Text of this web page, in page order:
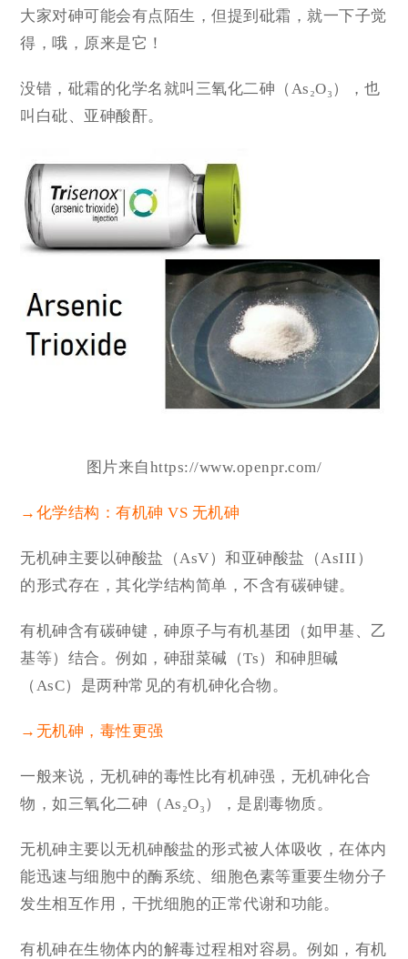
大家对砷可能会有点陌生，但提到砒霜，就一下子觉
得，哦，原来是它！
没错，砒霜的化学名就叫三氧化二砷（As₂O₃），也
叫白砒、亚砷酸酐。
图片来自 https://www.openpr.com/
→化学结构：有机砷 VS 无机砷
无机砷主要以砷酸盐（AsV）和亚砷酸盐（AsIII）
的形式存在，其化学结构简单，不含有碳砷键。
有机砷含有碳砷键，砷原子与有机基团（如甲基、乙
基等）结合。例如，砷甜菜碱（Ts）和砷胆碱
（AsC）是两种常见的有机砷化合物。
→无机砷，毒性更强
一般来说，无机砷的毒性比有机砷强，无机砷化合
物，如三氧化二砷（As₂O₃），是剧毒物质。
无机砷主要以无机砷酸盐的形式被人体吸收，在体内
能迅速与细胞中的酶系统、细胞色素等重要生物分子
发生相互作用，干扰细胞的正常代谢和功能。
有机砷在生物体内的解毒过程相对容易。例如，有机